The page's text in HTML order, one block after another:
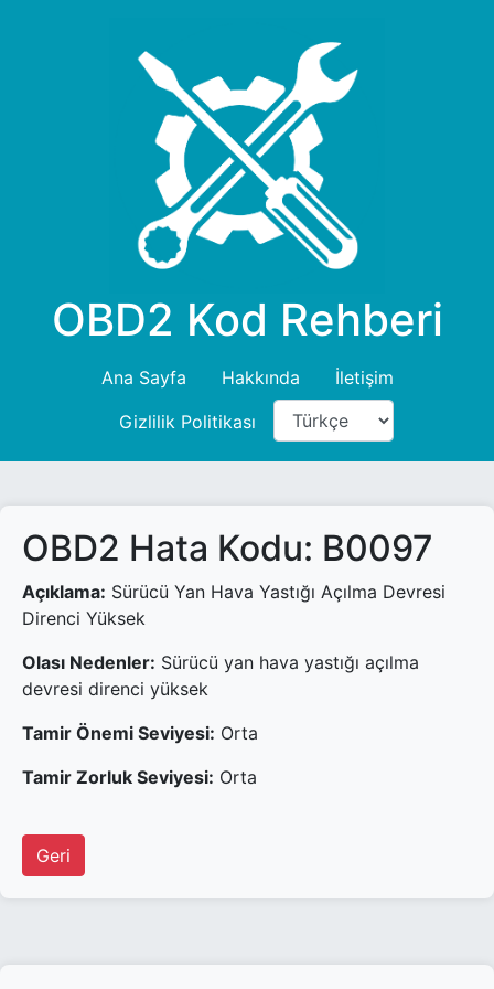
OBD2 Kod Rehberi
Ana Sayfa Hakkında
İletişim
Gizlilik Politikası
OBD2 Hata Kodu: B0097
Açıklama: Sürücü Yan Hava Yastığı Açılma Devresi
Direnci Yüksek
Olası Nedenler: Sürücü yan hava yastığı açılma
devresi direnci yüksek
Tamir Önemi Seviyesi: Orta
Tamir Zorluk Seviyesi: Orta
Geri